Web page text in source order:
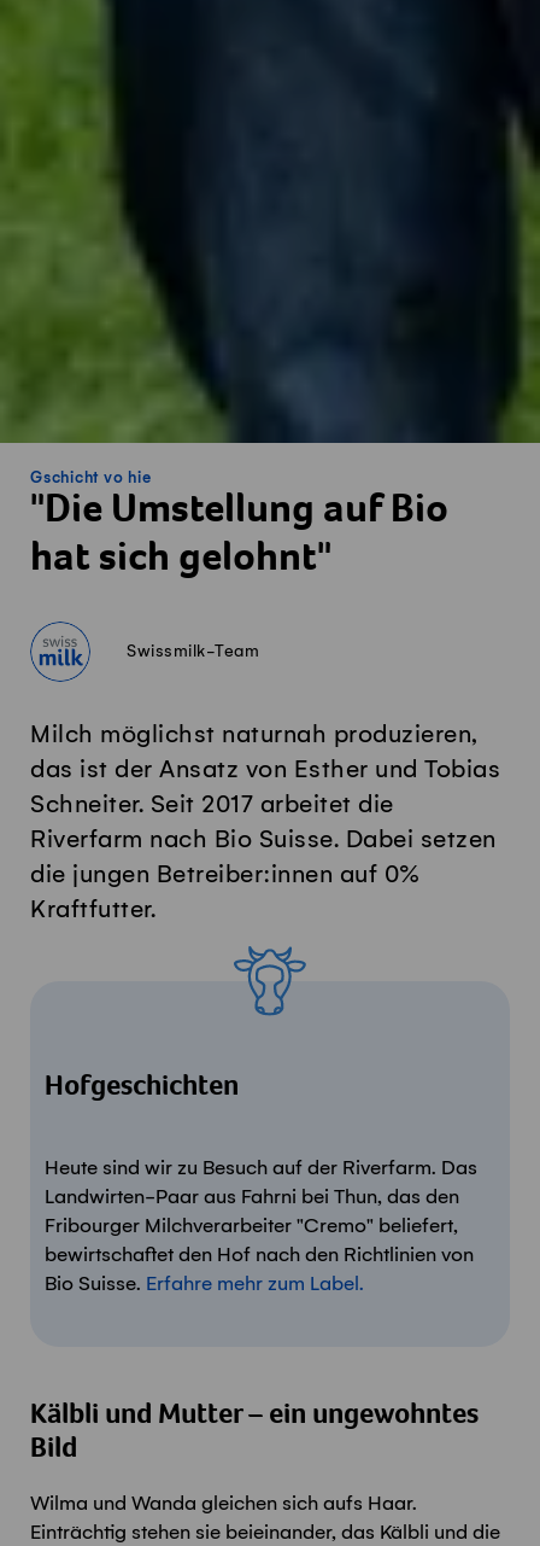
Gschicht vo hie
"Die Umstellung auf Bio
hat sich gelohnt"
Swissmilk-Team
Milch möglichst naturnah produzieren,
das ist der Ansatz von Esther und Tobias
Schneiter. Seit 2017 arbeitet die
Riverfarm nach Bio Suisse. Dabei setzen
die jungen Betreiber:innen auf 0%
Kraftfutter.
Hofgeschichten
Heute sind wir zu Besuch auf der Riverfarm. Das
Landwirten-Paar aus Fahrni bei Thun, das den
Fribourger Milchverarbeiter "Cremo" beliefert,
bewirtschaftet den Hof nach den Richtlinien von
Bio Suisse. Erfahre mehr zum Label.
Kälbli und Mutter – ein ungewohntes
Bild
Wilma und Wanda gleichen sich aufs Haar.
Einträchtig stehen sie beieinander, das Kälbli und die